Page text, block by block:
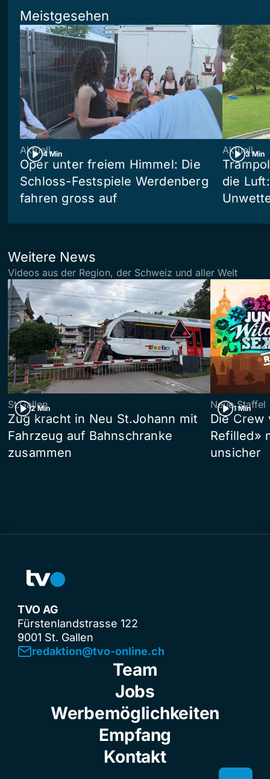
Meistgesehen
4 Min
Aktuell
Oper unter freiem Himmel: Die
Schloss-Festspiele Werdenberg
fahren gross auf
3 Min
Aktuell
die
Weitere News
Videos aus der Region, der Schweiz und aller Welt
2 Min
St.Gallen
Zug kracht in Neu St.Johann mit
Fahrzeug auf Bahnschranke
zusammen
1 Min
Neue Staffel
Die Crew
Refilled»
unsicher
TVO AG
Fürstenlandstrasse 122
9001 St. Gallen
redaktion@tvo-online.ch
Team
Jobs
Werbemöglichkeiten
Empfang
Kontakt